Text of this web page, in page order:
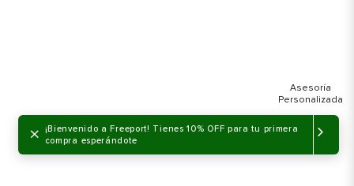
×
¡Bienvenido a Freeport! Tienes 10% OFF para tu primera
compra esperándote